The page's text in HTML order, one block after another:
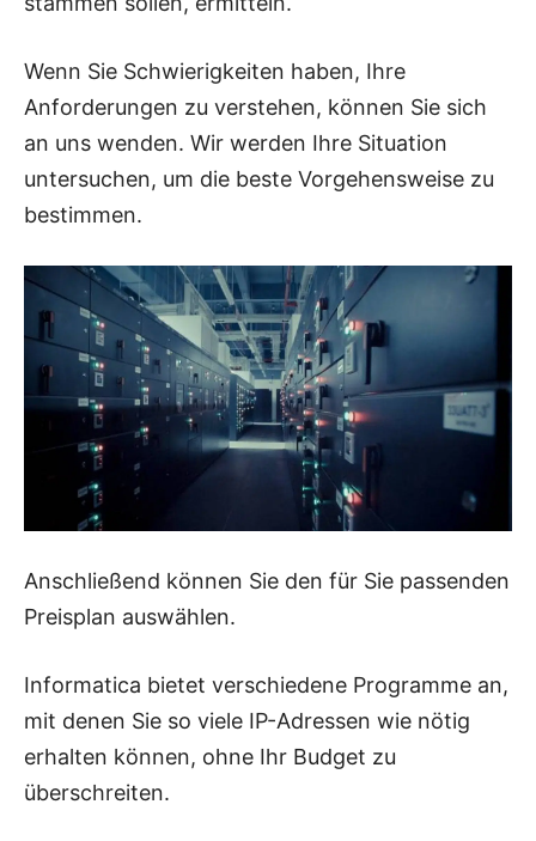
Wenn Sie Schwierigkeiten haben, Ihre
Anforderungen zu verstehen, können Sie sich
an uns wenden. Wir werden Ihre Situation
untersuchen, um die beste Vorgehensweise zu
bestimmen.
Anschließend können Sie den für Sie passenden
Preisplan auswählen.
Informatica bietet verschiedene Programme an,
mit denen Sie so viele IP-Adressen wie nötig
erhalten können, ohne Ihr Budget zu
überschreiten.